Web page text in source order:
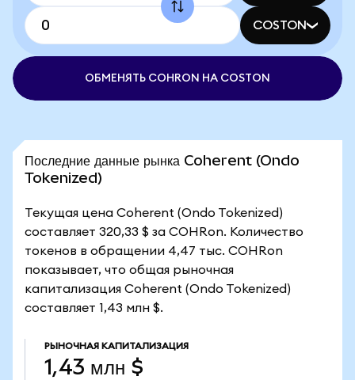
COSTON
ОБМЕНЯТЬ COHRON НА COSTON
Последние данные рынка Coherent (Ondo
Tokenized)
Текущая цена Coherent (Ondo Tokenized)
составляет 320,33 $ за COHRon. Количество
токенов в обращении 4,47 тыс. COHRon
показывает, что общая рыночная
капитализация Coherent (Ondo Tokenized)
составляет 1,43 млн $.
РЫНОЧНАЯ КАПИТАЛИЗАЦИЯ
1,43 млн $